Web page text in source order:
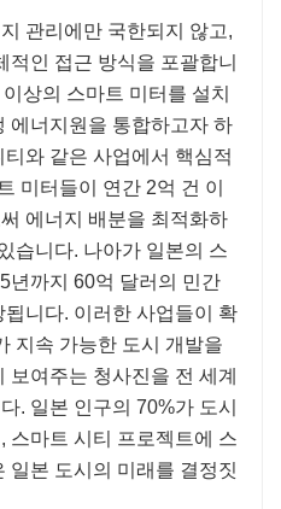
관리에만 국한되지 않고,
적인 접근 방식을 포괄합니
상의 스마트 미터를 설치
에너지원을 통합하고자 하
와 같은 사업에서 핵심적
미터들이 연간 2억 건 이
에너지 배분을 최적화하
습니다. 나아가 일본의 스
년까지 60억 달러의 민간
니다. 이러한 사업들이 확
지속 가능한 도시 개발을
보여주는 청사진을 전 세계
. 일본 인구의 70%가 도시
스마트 시티 프로젝트에 스
일본 도시의 미래를 결정짓